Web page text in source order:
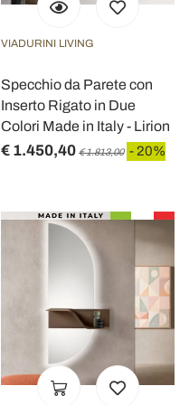
VIADURINI LIVING
Specchio da Parete con
Inserto Rigato in Due
Colori Made in Italy - Lirion
€ 1.450,40 € 1.813,00 - 20%